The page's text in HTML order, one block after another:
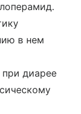
в нем
диарее